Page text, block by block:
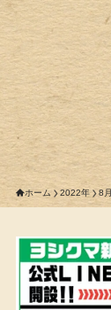
ホーム 2022年 8月